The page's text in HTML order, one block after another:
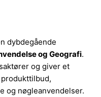
dybdegående
ogGeografi.
og giver et
og nøgleanvendelser.